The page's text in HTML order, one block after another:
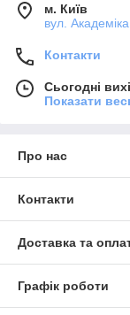
м. Київ
вул.
Контакти
Сьогодні
Показати
Про нас
Контакти
Доставка та
Графік роботи